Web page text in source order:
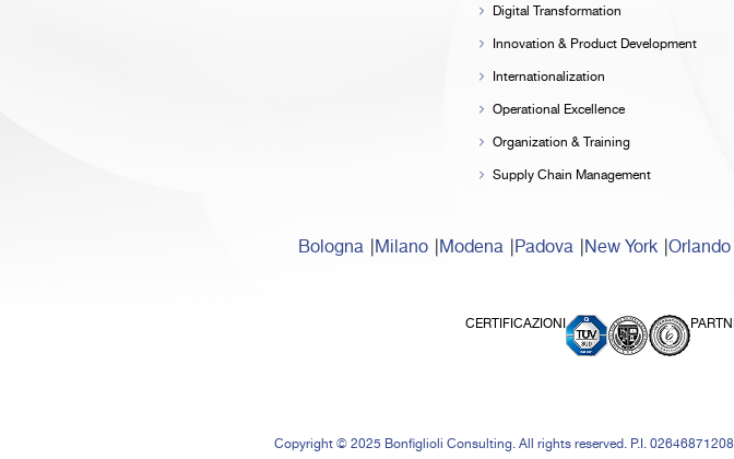
Digital Transformation
Innovation & Product Development
Internationalization
Operational Excellence
Organization & Training
Supply Chain Management
Bologna Milano Modena Padova New York Orlando
CERTIFICAZIONI
Copyright © 2025 Bonfiglioli Consulting. All rights reserved. P.I. 02646871208